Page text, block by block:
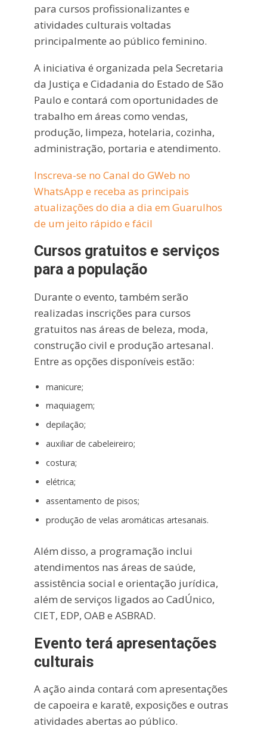
para cursos profissionalizantes e
atividades culturais voltadas
principalmente ao público feminino.
A iniciativa é organizada pela Secretaria
da Justiça e Cidadania do Estado de São
Paulo e contará com oportunidades de
trabalho em áreas como vendas,
produção, limpeza, hotelaria, cozinha,
administração, portaria e atendimento.
Inscreva-se no Canal do GWeb no
WhatsApp e receba as principais
atualizações do dia a dia em Guarulhos
de um jeito rápido e fácil
Cursos gratuitos e serviços
para a população
Durante o evento, também serão
realizadas inscrições para cursos
gratuitos nas áreas de beleza, moda,
construção civil e produção artesanal.
Entre as opções disponíveis estão:
manicure;
maquiagem;
depilação;
auxiliar de cabeleireiro;
costura;
elétrica;
assentamento de pisos;
produção de velas aromáticas artesanais.
Além disso, a programação inclui
atendimentos nas áreas de saúde,
assistência social e orientação jurídica,
além de serviços ligados ao CadÚnico,
CIET, EDP, OAB e ASBRAD.
Evento terá apresentações
culturais
A ação ainda contará com apresentações
de capoeira e karatê, exposições e outras
atividades abertas ao público.